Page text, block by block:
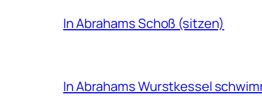
In Abrahams Schoß (sitzen)
In Abrahams Wurstkessel